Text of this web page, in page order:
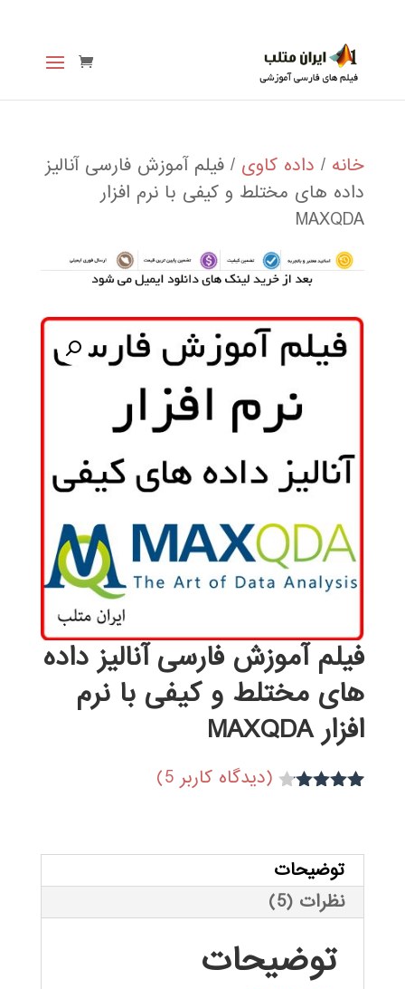
خانه / داده کاوی / فیلم آموزش فارسی آنالیز
داده های مختلط و کیفی با نرم افزار
MAXQDA
فیلم آموزش فارسی آنالیز داده
های مختلط و کیفی با نرم
افزار MAXQDA
مشتری
(دیدگاه کاربر 5
)
توضیحات
نظرات (5)
توضیحات